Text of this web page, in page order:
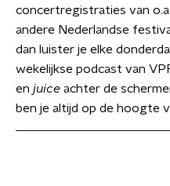
concertregistraties van
andere Nederlandse
dan luister je elke
wekelijkse podcast van
en juice achter de
ben je altijd op de hoogte